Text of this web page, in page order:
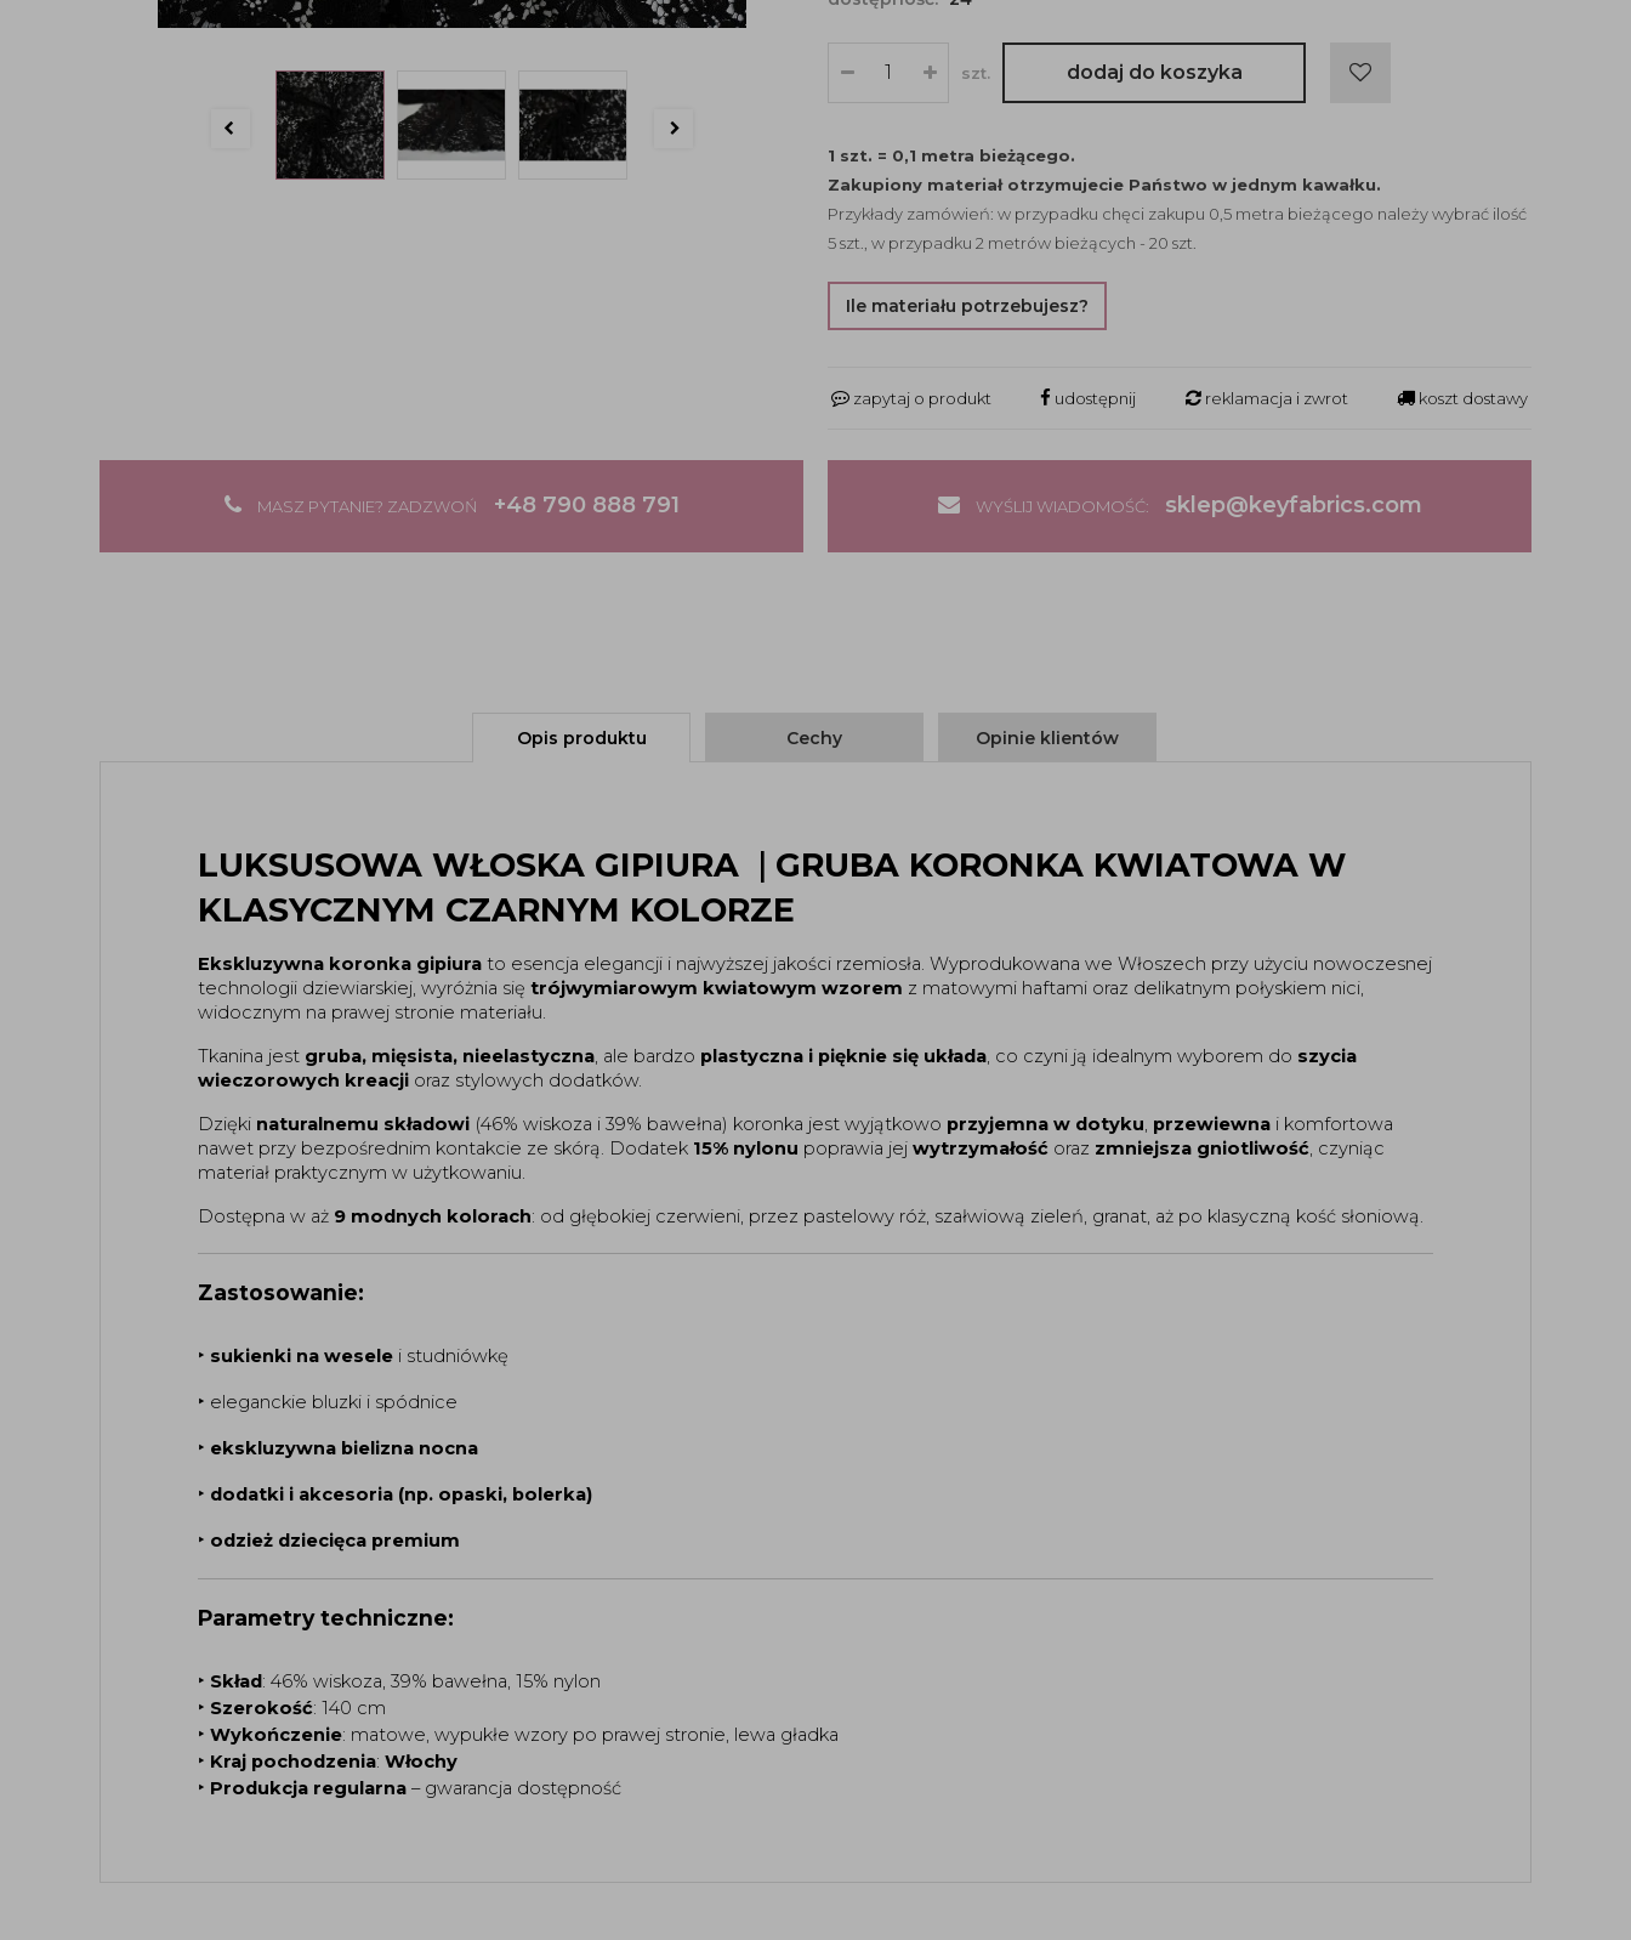
szt. dodaj do koszyka
1 szt. = 0,1 metra bieżącego.
Zakupiony materiał otrzymujecie Państwo w jednym kawałku.
Przykłady zamówień: w przypadku chęci zakupu 0,5 metra bieżącego należy wybrać ilość
5 szt., w przypadku 2 metrów bieżących - 20 szt.
Ile materiału potrzebujesz?
zapytaj o produkt udostępnij reklamacja i zwrot koszt dostawy
MASZ PYTANIE? ZADZWOŃ +48 790 888 791 WYŚLIJ WIADOMOŚĆ: sklep@keyfabrics.com
Opis produktu Cechy Opinie klientów
LUKSUSOWA WŁOSKA GIPIURA | GRUBA KORONKA KWIATOWA W
KLASYCZNYM CZARNYM KOLORZE
Ekskluzywna koronka gipiura to esencja elegancji i najwyższej jakości rzemiosła. Wyprodukowana we Włoszech przy użyciu nowoczesnej
technologii dziewiarskiej, wyróżnia się trójwymiarowym kwiatowym wzorem z matowymi haftami oraz delikatnym połyskiem nici,
widocznym na prawej stronie materiału.
Tkanina jest gruba, mięsista, nieelastyczna, ale bardzo plastyczna i pięknie się układa, co czyni ją idealnym wyborem do szycia
wieczorowych kreacji oraz stylowych dodatków.
Dzięki naturalnemu składowi (46% wiskoza i 39% bawełna) koronka jest wyjątkowo przyjemna w dotyku, przewiewna i komfortowa
nawet przy bezpośrednim kontakcie ze skórą. Dodatek 15% nylonu poprawia jej wytrzymałość oraz zmniejsza gniotliwość, czyniąc
materiał praktycznym w użytkowaniu.
Dostępna w aż 9 modnych kolorach: od głębokiej czerwieni, przez pastelowy róż, szałwiową zieleń, granat, aż po klasyczną kość słoniową.
Zastosowanie:
‣ sukienki na wesele i studniówkę
‣ eleganckie bluzki i spódnice
‣ ekskluzywna bielizna nocna
‣ dodatki i akcesoria (np. opaski, bolerka)
‣ odzież dziecięca premium
Parametry techniczne:
‣ Skład: 46% wiskoza, 39% bawełna, 15% nylon
‣ Szerokość: 140 cm
‣ Wykończenie: matowe, wypukłe wzory po prawej stronie, lewa gładka
‣ Kraj pochodzenia: Włochy
‣ Produkcja regularna – gwarancja dostępność